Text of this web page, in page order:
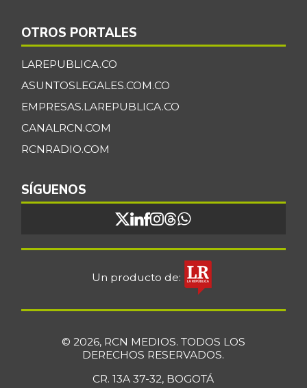
OTROS PORTALES
LAREPUBLICA.CO
ASUNTOSLEGALES.COM.CO
EMPRESAS.LAREPUBLICA.CO
CANALRCN.COM
RCNRADIO.COM
SÍGUENOS
Un producto de:
© 2026, RCN MEDIOS. TODOS LOS
DERECHOS RESERVADOS.
CR. 13A 37-32, BOGOTÁ